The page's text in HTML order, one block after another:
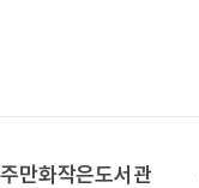
만화작은도서관